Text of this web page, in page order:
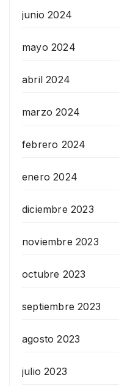
junio 2024
mayo 2024
abril 2024
marzo 2024
febrero 2024
enero 2024
diciembre 2023
noviembre 2023
octubre 2023
septiembre 2023
agosto 2023
julio 2023